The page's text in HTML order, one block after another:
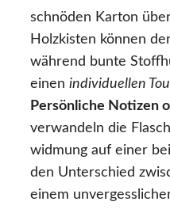
schnöden Karton
Holzkisten können
während bunte
einen individuellen
Persönliche Notizen
verwandeln die
widmung auf einer
den Unterschied
einem